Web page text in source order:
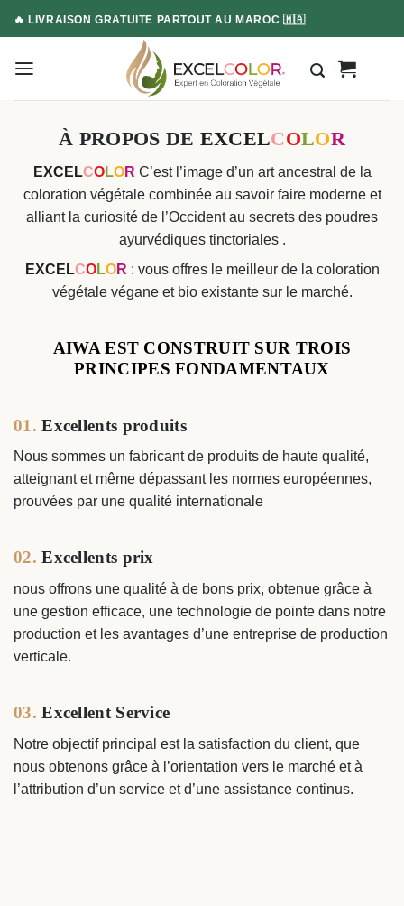
🔥 LIVRAISON GRATUITE PARTOUT AU MAROC 🇲🇦
À PROPOS DE EXCELCOLOR
EXCELCOLOR C’est l’image d’un art ancestral de la
coloration végétale combinée au savoir faire moderne et
alliant la curiosité de l’Occident au secrets des poudres
ayurvédiques tinctoriales .
EXCELCOLOR : vous offres le meilleur de la coloration
végétale végane et bio existante sur le marché.
AIWA EST CONSTRUIT SUR TROIS
PRINCIPES FONDAMENTAUX
01. Excellents produits
Nous sommes un fabricant de produits de haute qualité,
atteignant et même dépassant les normes européennes,
prouvées par une qualité internationale
02. Excellents prix
nous offrons une qualité à de bons prix, obtenue grâce à
une gestion efficace, une technologie de pointe dans notre
production et les avantages d’une entreprise de production
verticale.
03. Excellent Service
Notre objectif principal est la satisfaction du client, que
nous obtenons grâce à l’orientation vers le marché et à
l’attribution d’un service et d’une assistance continus.